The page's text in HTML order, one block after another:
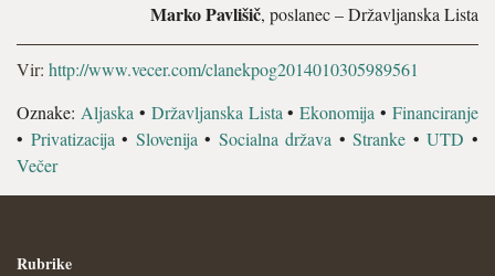
Marko Pavlišič, poslanec – Državljanska Lista
Vir: http://www.vecer.com/clanekpog2014010305989561
Oznake: Aljaska • Državljanska Lista •Ekonomija • Financiranje
• Privatizacija • Slovenija • Socialna država •Stranke •UTD •
Večer
Rubrike